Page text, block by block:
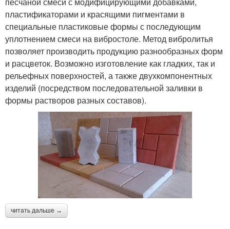
пластификаторами и красящими пигментами в
специальные пластиковые формы с последующим
уплотнением смеси на вибростоле. Метод вибролитья
позволяет производить продукцию разнообразных форм
и расцветок. Возможно изготовление как гладких, так и
рельефных поверхностей, а также двухкомпонентных
изделий (посредством последовательной заливки в
формы растворов разных составов).
читать дальше →